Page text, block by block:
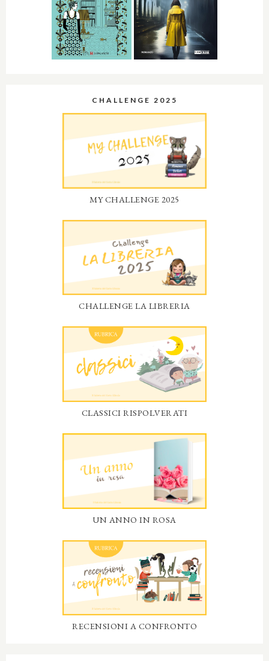
CHALLENGE 2025
MY CHALLENGE 2025
CHALLENGE LA LIBRERIA
CLASSICI RISPOLVERATI
UN ANNO IN ROSA
RECENSIONI A CONFRONTO